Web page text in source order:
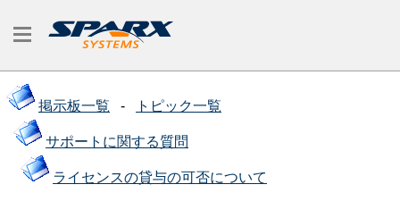
掲示板一覧 - トピック一覧
サポートに関する質問
ライセンスの貸与の可否について